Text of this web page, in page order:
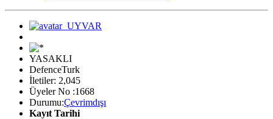
YASAKLI
DefenceTurk
İletiler: 2,045
Üyeler No :1668
Durumu:Çevrimdışı
Kayıt Tarihi